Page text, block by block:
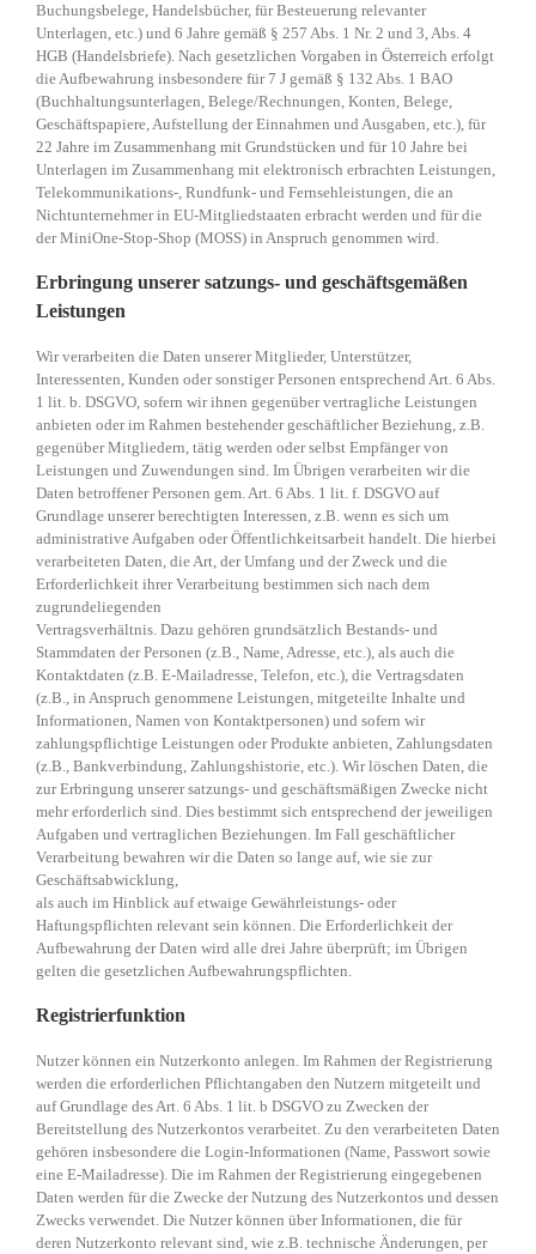
Buchungsbelege, Handelsbücher, für Besteuerung relevanter
Unterlagen, etc.) und 6 Jahre gemäß § 257 Abs. 1 Nr. 2 und 3, Abs. 4
HGB (Handelsbriefe). Nach gesetzlichen Vorgaben in Österreich erfolgt
die Aufbewahrung insbesondere für 7 J gemäß § 132 Abs. 1 BAO
(Buchhaltungsunterlagen, Belege/Rechnungen, Konten, Belege,
Geschäftspapiere, Aufstellung der Einnahmen und Ausgaben, etc.), für
22 Jahre im Zusammenhang mit Grundstücken und für 10 Jahre bei
Unterlagen im Zusammenhang mit elektronisch erbrachten Leistungen,
Telekommunikations-, Rundfunk- und Fernsehleistungen, die an
Nichtunternehmer in EU-Mitgliedstaaten erbracht werden und für die
der MiniOne-Stop-Shop (MOSS) in Anspruch genommen wird.
Erbringung unserer satzungs- und geschäftsgemäßen
Leistungen
Wir verarbeiten die Daten unserer Mitglieder, Unterstützer,
Interessenten, Kunden oder sonstiger Personen entsprechend Art. 6 Abs.
1 lit. b. DSGVO, sofern wir ihnen gegenüber vertragliche Leistungen
anbieten oder im Rahmen bestehender geschäftlicher Beziehung, z.B.
gegenüber Mitgliedern, tätig werden oder selbst Empfänger von
Leistungen und Zuwendungen sind. Im Übrigen verarbeiten wir die
Daten betroffener Personen gem. Art. 6 Abs. 1 lit. f. DSGVO auf
Grundlage unserer berechtigten Interessen, z.B. wenn es sich um
administrative Aufgaben oder Öffentlichkeitsarbeit handelt. Die hierbei
verarbeiteten Daten, die Art, der Umfang und der Zweck und die
Erforderlichkeit ihrer Verarbeitung bestimmen sich nach dem
zugrundeliegenden
Vertragsverhältnis. Dazu gehören grundsätzlich Bestands- und
Stammdaten der Personen (z.B., Name, Adresse, etc.), als auch die
Kontaktdaten (z.B. E-Mailadresse, Telefon, etc.), die Vertragsdaten
(z.B., in Anspruch genommene Leistungen, mitgeteilte Inhalte und
Informationen, Namen von Kontaktpersonen) und sofern wir
zahlungspflichtige Leistungen oder Produkte anbieten, Zahlungsdaten
(z.B., Bankverbindung, Zahlungshistorie, etc.). Wir löschen Daten, die
zur Erbringung unserer satzungs- und geschäftsmäßigen Zwecke nicht
mehr erforderlich sind. Dies bestimmt sich entsprechend der jeweiligen
Aufgaben und vertraglichen Beziehungen. Im Fall geschäftlicher
Verarbeitung bewahren wir die Daten so lange auf, wie sie zur
Geschäftsabwicklung,
als auch im Hinblick auf etwaige Gewährleistungs- oder
Haftungspflichten relevant sein können. Die Erforderlichkeit der
Aufbewahrung der Daten wird alle drei Jahre überprüft; im Übrigen
gelten die gesetzlichen Aufbewahrungspflichten.
Registrierfunktion
Nutzer können ein Nutzerkonto anlegen. Im Rahmen der Registrierung
werden die erforderlichen Pflichtangaben den Nutzern mitgeteilt und
auf Grundlage des Art. 6 Abs. 1 lit. b DSGVO zu Zwecken der
Bereitstellung des Nutzerkontos verarbeitet. Zu den verarbeiteten Daten
gehören insbesondere die Login-Informationen (Name, Passwort sowie
eine E-Mailadresse). Die im Rahmen der Registrierung eingegebenen
Daten werden für die Zwecke der Nutzung des Nutzerkontos und dessen
Zwecks verwendet. Die Nutzer können über Informationen, die für
deren Nutzerkonto relevant sind, wie z.B. technische Änderungen, per